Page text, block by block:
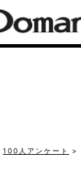
100人アンケート